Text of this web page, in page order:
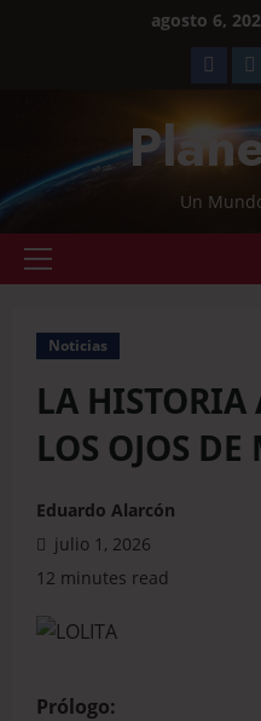
agosto 6,
Un
Noticias
LA HISTORIA
LOS OJOS
Eduardo Alarcón
julio 1, 2026
12 minutes read
Prólogo: